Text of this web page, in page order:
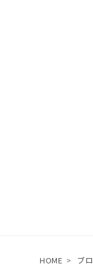
HOME > ブ